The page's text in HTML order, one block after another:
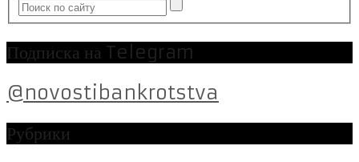
Подписка на Telegram
@novostibankrotstva
Рубрики